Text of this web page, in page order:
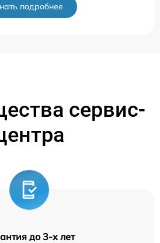
подробнее
сервис-
до 3-х лет